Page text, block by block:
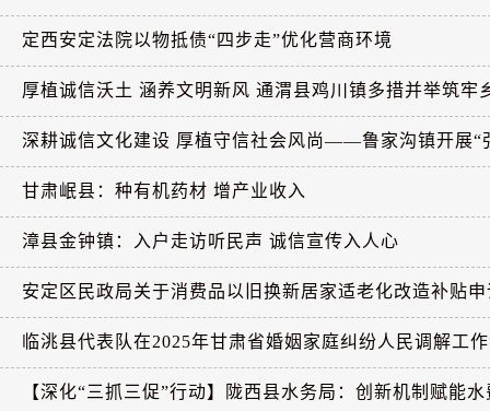
定西安定法院以物抵债“四步走”优化营商环境
厚植诚信沃土 涵养文明新风 通渭县鸡川镇多措并举筑牢
深耕诚信文化建设 厚植守信社会风尚——鲁家沟镇开展“
甘肃岷县：种有机药材 增产业收入
漳县金钟镇：入户走访听民声 诚信宣传入人心
安定区民政局关于消费品以旧换新居家适老化改造补贴
临洮县代表队在2025年甘肃省婚姻家庭纠纷人民调解工
【深化“三抓三促”行动】陇西县水务局：创新机制赋能